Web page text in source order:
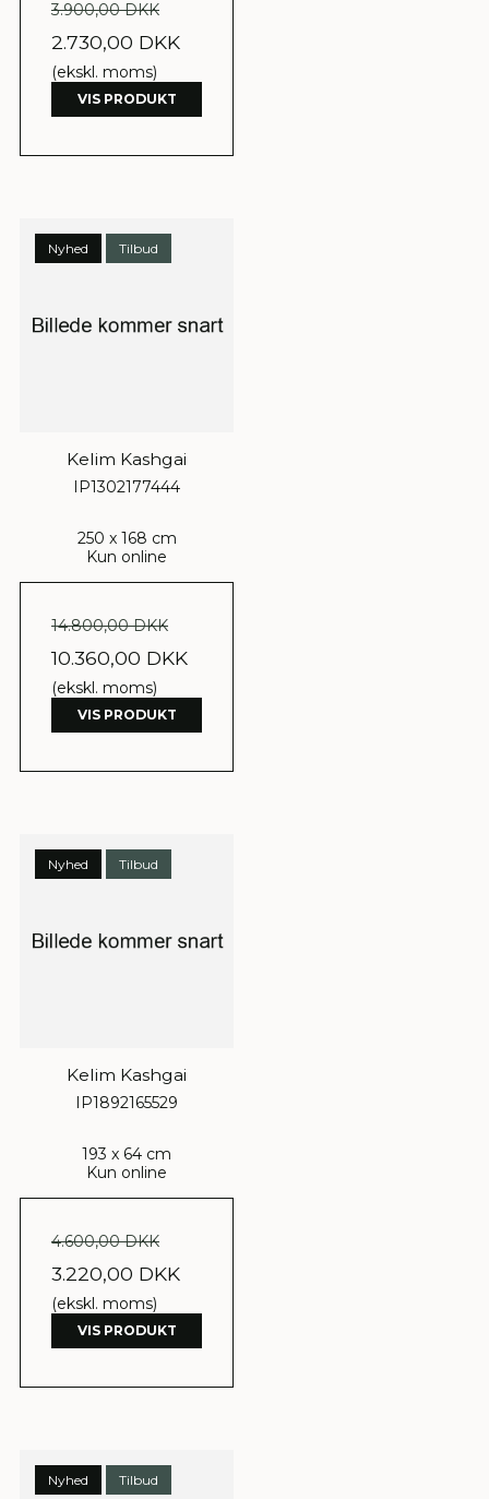
3.900,00 DKK
2.730,00 DKK
(ekskl. moms)
VIS PRODUKT
Nyhed Tilbud
Kelim Kashgai
IP1302177444
250 x 168 cm
Kun online
14.800,00 DKK
10.360,00 DKK
(ekskl. moms)
VIS PRODUKT
Nyhed Tilbud
Kelim Kashgai
IP1892165529
193 x 64 cm
Kun online
4.600,00 DKK
3.220,00 DKK
(ekskl. moms)
VIS PRODUKT
Nyhed Tilbud